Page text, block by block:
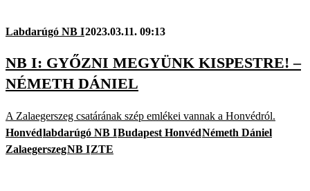
Labdarúgó NB I2023.03.11. 09:13
NB I: GYŐZNI MEGYÜNK KISPESTRE! –
NÉMETH DÁNIEL
A Zalaegerszeg csatárának szép emlékei vannak a Honvédról.
Honvédlabdarúgó NB IBudapest HonvédNémeth Dániel
ZalaegerszegNB IZTE